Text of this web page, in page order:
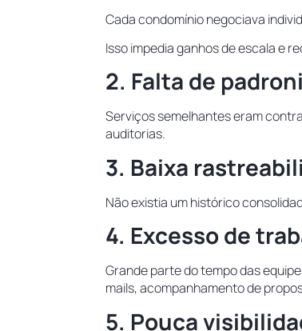
Cada condomínio negociava
Isso impedia ganhos de escala e
2. Falta de
Serviços semelhantes eram
auditorias.
3. Baixa
Não existia um histórico
4. Excesso de
Grande parte do tempo das
mails, acompanhamento de
5. Pouca